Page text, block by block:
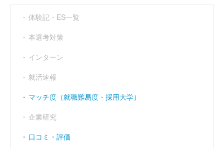
体験記・ES一覧
本選考対策
インターン
就活速報
マッチ度（就職難易度・採用大学）
企業研究
口コミ・評価